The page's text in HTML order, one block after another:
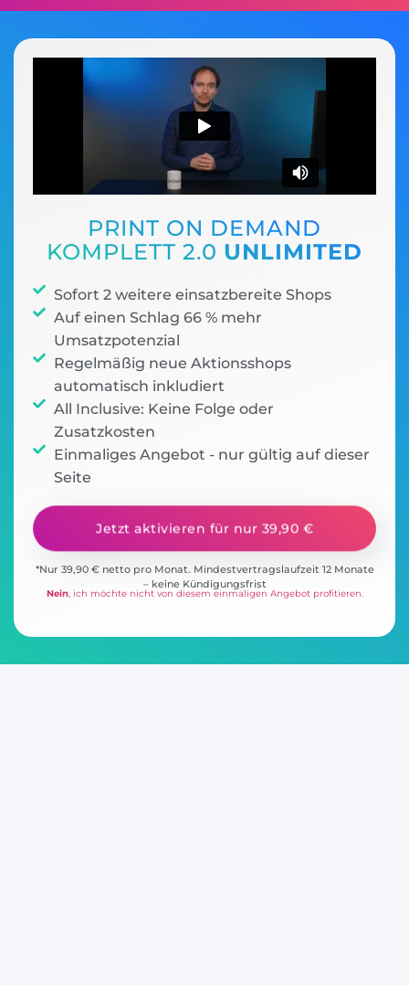
PRINT ON DEMAND
KOMPLETT 2.0 UNLIMITED
Sofort 2 weitere einsatzbereite Shops
Auf einen Schlag 66 % mehr
Umsatzpotenzial
Regelmäßig neue Aktionsshops
automatisch inkludiert
All Inclusive: Keine Folge oder
Zusatzkosten
Einmaliges Angebot - nur gültig auf dieser
Seite
Jetzt aktivieren für nur 39,90 €
*Nur 39,90 € netto pro Monat. Mindestvertragslaufzeit 12 Monate
– keine Kündigungsfrist
Nein, ich möchte nicht von diesem einmaligen Angebot profitieren.